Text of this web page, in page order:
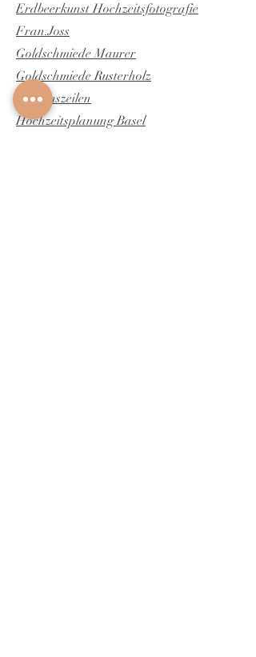
Erdbeerkunst Hochzeitsfotografie
Fran.Joss
Goldschmiede Maurer
Goldschmiede Rusterholz
Herzenszeilen
Hochzeitsplanung Basel